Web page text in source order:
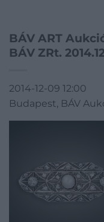
BÁV ART
BÁV ZRt.
2014-12-09 12:00
Budapest, BÁV